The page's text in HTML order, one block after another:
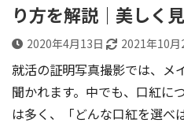
り方を解説｜美しく
2020年4月13日 2021年10月
就活の証明写真撮影では、メ
聞かれます。中でも、口紅に
は多く、「どんな口紅を選べ